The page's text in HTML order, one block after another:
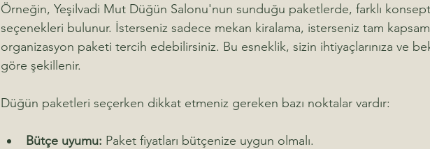
Örneğin, Yeşilvadi Mut Düğün Salonu'nun sunduğu paketlerde, farklı
seçenekleri bulunur. İsterseniz sadece mekan kiralama, isterseniz tam
organizasyon paketi tercih edebilirsiniz. Bu esneklik, sizin ihtiyaçlarınıza ve
göre şekillenir.
Düğün paketleri seçerken dikkat etmeniz gereken bazı noktalar vardır:
Bütçe uyumu: Paket fiyatları bütçenize uygun olmalı.